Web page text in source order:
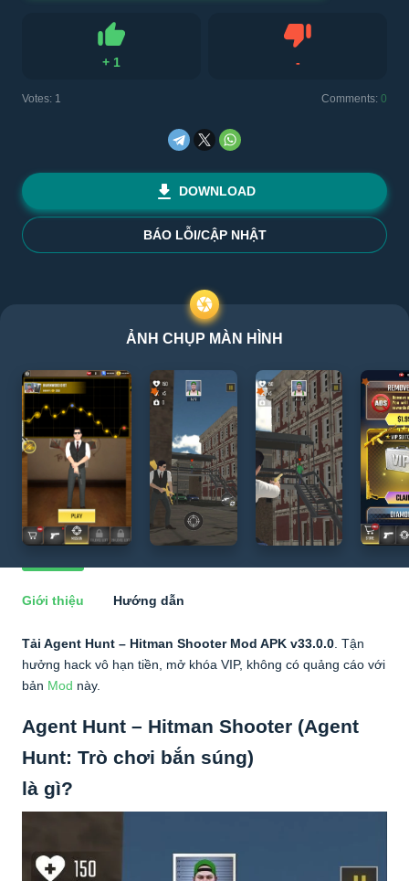
+ 1
Like
-
Votes: 1 Comments: 0
DOWNLOAD
BÁO LỖI/CẬP NHẬT
ẢNH CHỤP MÀN HÌNH
Giới thiệu Hướng dẫn
Tải Agent Hunt – Hitman Shooter Mod APK v33.0.0 . Tận
hưởng hack vô hạn tiền, mở khóa VIP, không có quảng cáo với
bản Mod này.
Agent Hunt – Hitman Shooter (Agent
Hunt: Trò chơi bắn súng)
là gì?